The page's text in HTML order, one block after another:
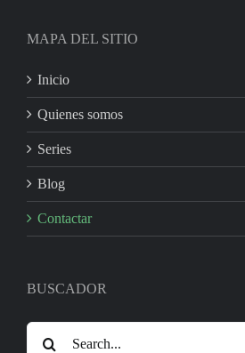
MAPA DEL SITIO
Inicio
Quienes somos
Series
Blog
Contactar
BUSCADOR
Search
for: